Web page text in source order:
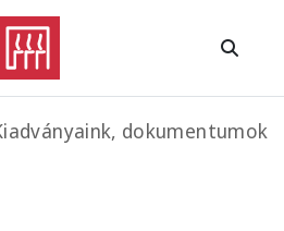
dokumentumok